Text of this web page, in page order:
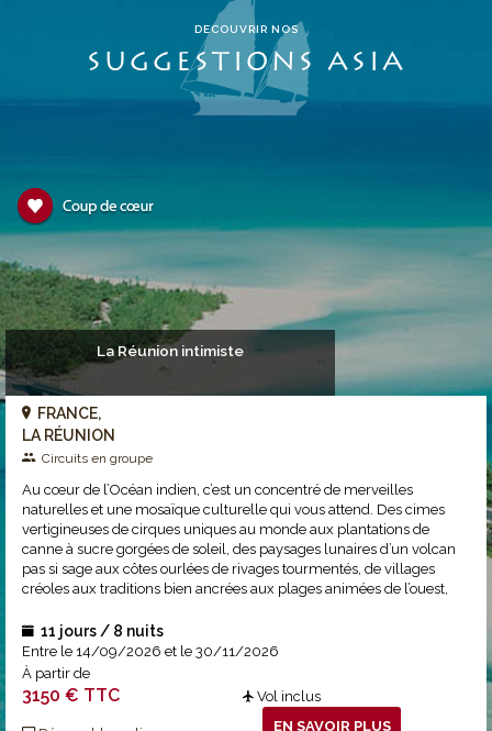
DECOUVRIR NOS
SUGGESTIONS ASIA
La Réunion intimiste
FRANCE,
LA RÉUNION
Circuits en groupe
Au cœur de l’Océan indien, c’est un concentré de merveilles
naturelles et une mosaïque culturelle qui vous attend. Des cimes
vertigineuses de cirques uniques au monde aux plantations de
canne à sucre gorgées de soleil, des paysages lunaires d’un volcan
pas si sage aux côtes ourlées de rivages tourmentés, de villages
créoles aux traditions bien ancrées aux plages animées de l’ouest,
hors sentiers. La Réunion, une île intense qui n’a jamais aussi bien
porté son nom !
11 jours / 8 nuits
Entre le 14/09/2026 et le 30/11/2026
À partir de
3150 € TTC Vol inclus
EN SAVOIR PLUS